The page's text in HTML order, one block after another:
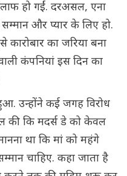
हो गईं. दरअसल, एना
और प्यार के लिए हो.
का जरिया बना
कंपनियां इस दिन का
उन्होंने कई जगह विरोध
की कि मदर्स डे को केवल
था कि मां को महंगे
चाहिए. कहा जाता है